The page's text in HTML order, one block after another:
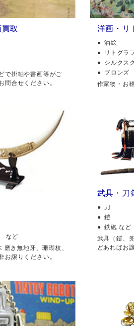
取
で掛軸や書画等がご
問合せください。
洋画・リ
油絵
リトグラ
シルクス
ブロンズ
作家物・お
など
き無地牙、珊瑚枝、
お譲りください。
武具・刀
刀
鎧
鉄砲 など
武具（鎧、
どあればお